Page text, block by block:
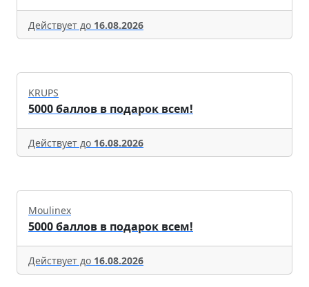
Действует до 16.08.2026
KRUPS
5000 баллов в подарок всем!
Действует до 16.08.2026
Moulinex
5000 баллов в подарок всем!
Действует до 16.08.2026